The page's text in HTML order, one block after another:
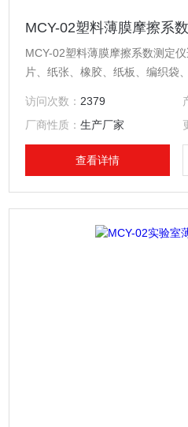
MCY-02塑料薄膜摩擦系
MCY-02塑料薄膜摩擦系数测定
片、纸张、橡胶、纸板、编织袋
材、轮胎等材料滑动时的静摩擦
材料的滑爽性，可以控制调节材
品使用要求。
访问次数： 2379
厂商性质：生产厂家
查看详情